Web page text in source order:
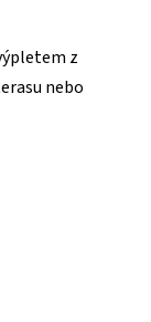
z
nebo